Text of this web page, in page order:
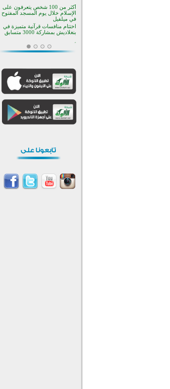
أكثر من 100 شخص يتعرفون على
الإسلام خلال يوم المسجد المفتوح
في ميلفيل
اختتام منافسات قرآنية متميزة في
بنغلاديش بمشاركة 3000 متسابق
مسابقة المعلومات الإسلامية
بأستراليا
بالجبل الأسود منذ أكثر من قرن
منطقة ريبوفسي تحتفل بميلاد
مسجد جديد في أجواء إيمانية مميزة
أكبر مشروع إسلامي في ريف
أستراليا يفتتح أبوابه بعد سنوات من
العمل والعطاء
القرآن والتربية في صدارة البرامج
الصيفية للمسلمين في بينزا
أكثر من 100 شخص يتعرفون على
اختتام منافسات قرآنية متميزة في
بنغلاديش بمشاركة 3000 متسابق